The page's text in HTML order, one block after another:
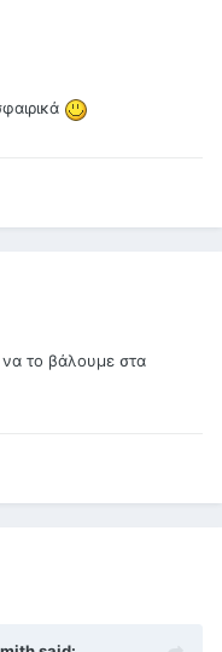
το βάλουμε στα